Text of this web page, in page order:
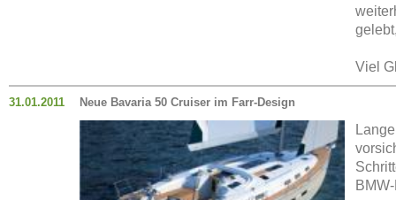
Viel
31.01.2011 Neue Bavaria 50 Cruiser im Farr-Design